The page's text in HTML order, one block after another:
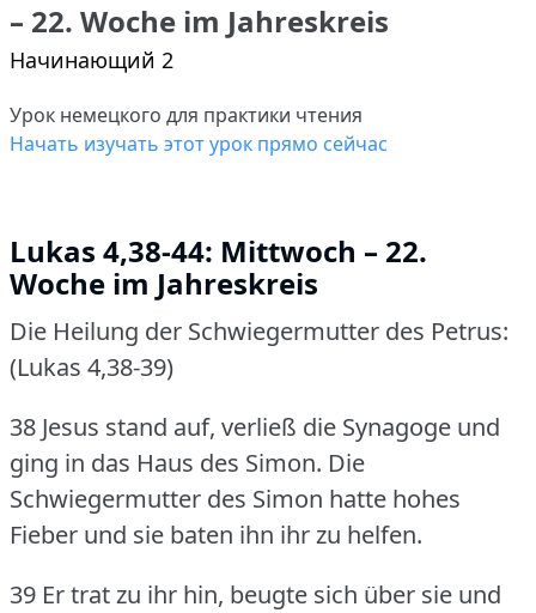
– 22. Woche im Jahreskreis
Начинающий 2
Урок немецкого для практики чтения
Начать изучать этот урок прямо сейчас
Lukas 4,38-44: Mittwoch – 22.
Woche im Jahreskreis
Die Heilung der Schwiegermutter des Petrus:
(Lukas 4,38-39)
38 Jesus stand auf, verließ die Synagoge und
ging in das Haus des Simon. Die
Schwiegermutter des Simon hatte hohes
Fieber und sie baten ihn ihr zu helfen.
39 Er trat zu ihr hin, beugte sich über sie und